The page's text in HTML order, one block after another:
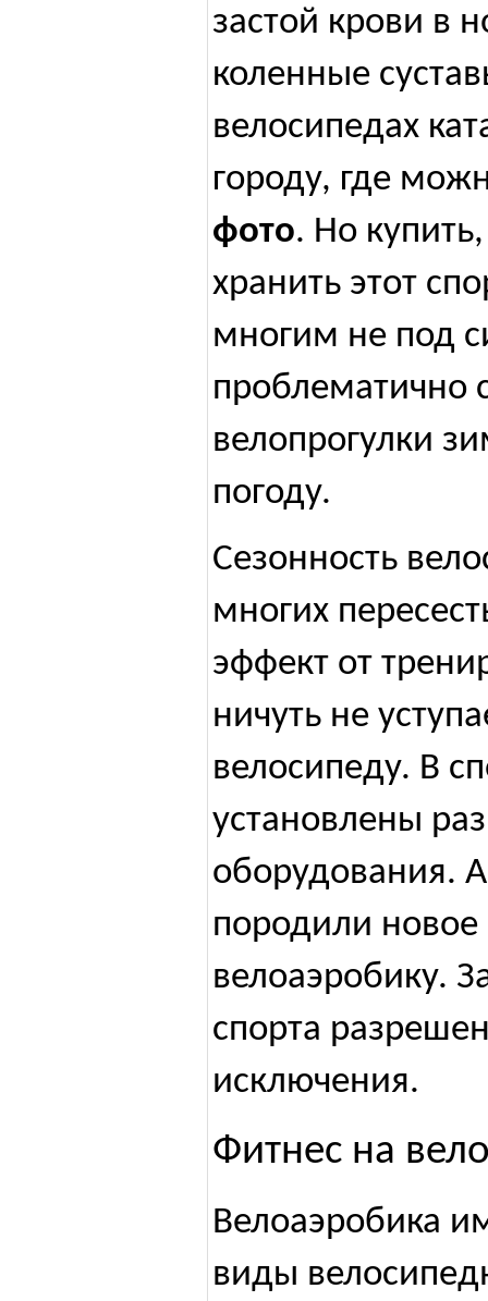
застой крови в
коленные
велосипедах
городу, где
фото. Но
хранить этот
многим не под
проблематично
велопрогулки
погоду.
Сезонность
многих
эффект от
ничуть не
велосипеду. В
установлены
оборудования.
породили
велоаэробику.
спорта
исключения.
Фитнес на
Велоаэробика
виды